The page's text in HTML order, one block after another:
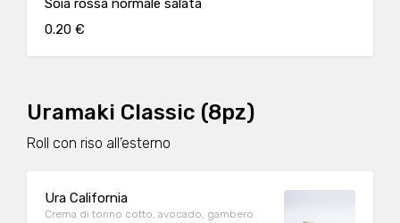
Soia rossa normale salata
0.20 €
Uramaki Classic (8pz)
Roll con riso all’esterno
Ura California
Crema di tonno cotto, avocado, gambero